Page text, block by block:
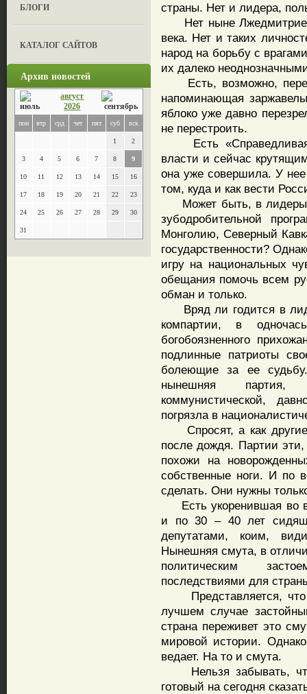
БЛОГИ
КАТАЛОГ САЙТОВ
Архив новостей
август
2026
пон втр срд чет пят суб вск
1 2
3 4 5 6 7 8 9
10 11 12 13 14 15 16
17 18 19 20 21 22 23
24 25 26 27 28 29 30
31
страны. Нет и лидера,
Нет ныне
века. Нет и таких
народ на борьбу с
их далеко
Есть, возможно,
напоминающая
яблоко уже давно
не перестроить.
Есть «Справедливая
власти и сейчас
она уже совершила. У
том, куда и как вести
Может быть, в лидеры
зубодробительной
Монголию, Северный
государственности?
игру на национальных
обещания помочь всем
обман и только.
Вряд ли годится в
компартии, в
богобоязненного
подлинные патриоты
болеющие за ее
нынешняя партия,
коммунистической,
погрязла в
Спросят, а как другие
после дождя. Партии
похожи на
собственные ноги. И по
сделать. Они нужны
Есть укоренившая во
и по 30 – 40 лет
депутатами, коим,
Нынешняя смута, в
политическим
последствиями для
Представляется, что
лучшем случае
страна переживет это
мировой истории.
ведает. На то и смута.
Нельзя забывать,
готовый на сегодня